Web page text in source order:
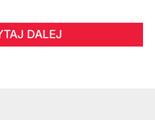
DALEJ